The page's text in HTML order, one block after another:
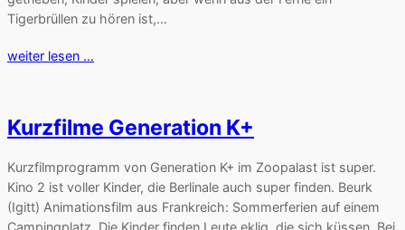
Tigerbrüllen zu hören ist,…
weiter lesen …
Kurzfilme Generation K+
Kurzfilmprogramm von Generation K+ im Zoopalast ist super.
Kino 2 ist voller Kinder, die Berlinale auch super finden. Beurk
(Igitt) Animationsfilm aus Frankreich: Sommerferien auf einem